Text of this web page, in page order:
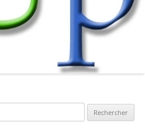
PIXEL ART
LAND ART ET STREET ART